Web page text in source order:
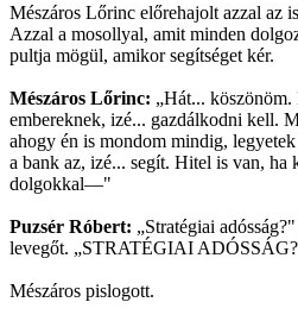
Mészáros Lőrinc előrehajolt azzal az
Azzal a mosollyal, amit minden
pultja mögül, amikor segítséget kér.
Mészáros Lőrinc: „Hát...
embereknek, izé... gazdálkodni kell.
ahogy én is mondom mindig,
a bank az, izé... segít. Hitel is van, ha
dolgokkal—"
Puzsér Róbert: „Stratégiai
levegőt. „STRATÉGIAI
Mészáros pislogott.